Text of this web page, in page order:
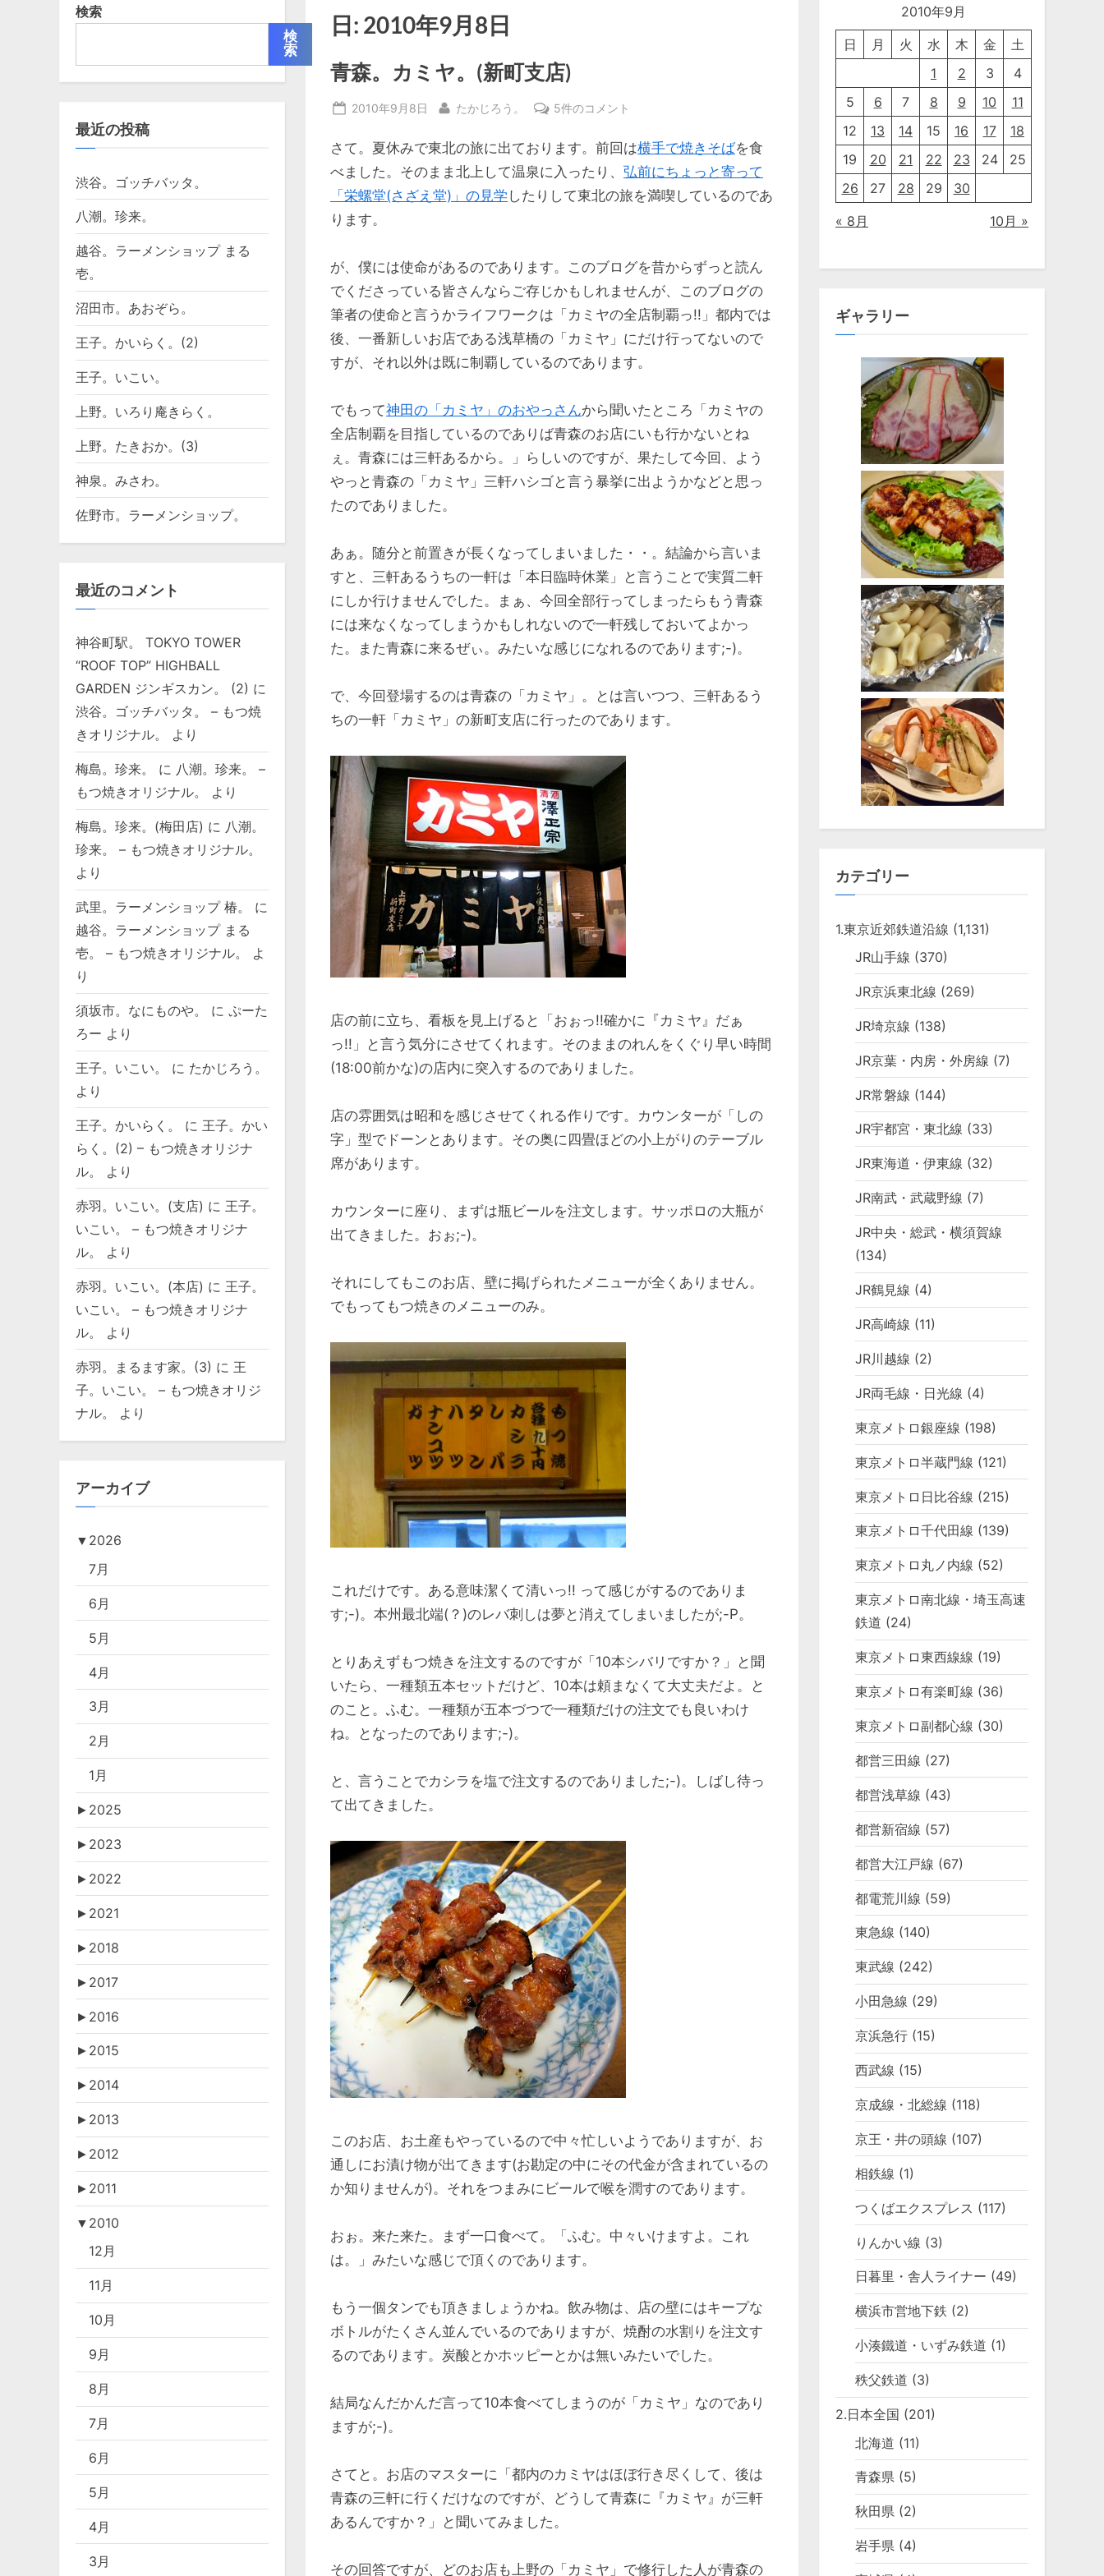
日: 2010年9月8日
青森。カミヤ。(新町支店)
Posted
2010年9月8日 By
たかじろう。
青
カ
ミ
ヤ。
店)
へ
の
5件のコメント
さて。夏休みで東北の旅に出ております。前回は横手で焼きそばを食
べました。そのまま北上して温泉に入ったり、 弘前にちょっと寄って
「栄螺堂(さざえ堂)」の見学 したりして東北の旅を満喫しているのであ
ります。
が、僕には使命があるのであります。このブログを昔からずっと読ん
でくださっている皆さんならご存じかもしれませんが、このブログの
筆者の使命と言うかライフワークは「カミヤの全店制覇っ!!」都内では
後、一番新しいお店である浅草橋の「カミヤ」にだけ行ってないので
すが、それ以外は既に制覇しているのであります。
でもって神田の「カミヤ」のおやっさんから聞いたところ「カミヤの
全店制覇を目指しているのでありば青森のお店にいも行かないとね
ぇ。青森には三軒あるから。」らしいのですが、果たして今回、よう
やっと青森の「カミヤ」三軒ハシゴと言う暴挙に出ようかなどと思っ
たのでありました。
あぁ。随分と前置きが長くなってしまいました・・。結論から言いま
すと、三軒あるうちの一軒は「本日臨時休業」と言うことで実質二軒
にしか行けませんでした。まぁ、今回全部行ってしまったらもう青森
には来なくなってしまうかもしれないので一軒残しておいてよかっ
た。また青森に来るぜぃ。みたいな感じになれるのであります;-)。
で、今回登場するのは青森の「カミヤ」。とは言いつつ、三軒あるう
ちの一軒「カミヤ」の新町支店に行ったのであります。
店の前に立ち、看板を見上げると「おぉっ!!確かに『カミヤ』だぁ
っ!!」と言う気分にさせてくれます。そのままのれんをくぐり早い時間
(18:00前かな)の店内に突入するのでありました。
店の雰囲気は昭和を感じさせてくれる作りです。カウンターが「しの
字」型でドーンとあります。その奥に四畳ほどの小上がりのテーブル
席があります。
カウンターに座り、まずは瓶ビールを注文します。サッポロの大瓶が
出てきました。おぉ;-)。
それにしてもこのお店、壁に掲げられたメニューが全くありません。
でもってもつ焼きのメニューのみ。
これだけです。ある意味潔くて清いっ!! って感じがするのでありま
す;-)。本州最北端(？)のレバ刺しは夢と消えてしまいましたが;-P。
とりあえずもつ焼きを注文するのですが「10本シバリですか？」と聞
いたら、一種類五本セットだけど、10本は頼まなくて大丈夫だよ。と
のこと。ふむ。一種類が五本づつで一種類だけの注文でも良いわけ
ね。となったのであります;-)。
と、言うことでカシラを塩で注文するのでありました;-)。しばし待っ
て出てきました。
このお店、お土産もやっているので中々忙しいようでありますが、お
通しにお漬け物が出てきます(お勘定の中にその代金が含まれているの
か知りませんが)。それをつまみにビールで喉を潤すのであります。
おぉ。来た来た。まず一口食べて。「ふむ。中々いけますよ。これ
は。」みたいな感じで頂くのであります。
もう一個タンでも頂きましょうかね。飲み物は、店の壁にはキープな
ボトルがたくさん並んでいるのでありますが、焼酎の水割りを注文す
るのであります。炭酸とかホッピーとかは無いみたいでした。
結局なんだかんだ言って10本食べてしまうのが「カミヤ」なのであり
ますが;-)。
さてと。お店のマスターに「都内のカミヤはほぼ行き尽くして、後は
青森の三軒に行くだけなのですが、どうして青森に『カミヤ』が三軒
あるんですか？」と聞いてみました。
その回答ですが、どのお店も上野の「カミヤ」で修行した人が青森の
検索
検
索
最近の投稿
渋谷。ゴッチバッタ。
八潮。珍来。
越谷。ラーメンショップ まる
壱。
沼田市。あおぞら。
王子。かいらく。(2)
王子。いこい。
上野。いろり庵きらく。
上野。たきおか。(3)
神泉。みさわ。
佐野市。ラーメンショップ。
最近のコメント
神谷町駅。 TOKYO TOWER
“ROOF TOP” HIGHBALL
GARDEN ジンギスカン。 (2) に
渋谷。ゴッチバッタ。 – もつ焼
きオリジナル。
より
梅島。珍来。 に 八潮。珍来。 –
もつ焼きオリジナル。
より
梅島。珍来。(梅田店) に 八潮。
珍来。 – もつ焼きオリジナル。
より
武里。ラーメンショップ 椿。
に
越谷。ラーメンショップ まる
壱。 – もつ焼きオリジナル。
よ
り
須坂市。なにものや。 に ぷーた
ろー より
王子。いこい。 に たかじろう。
より
王子。かいらく。 に 王子。かい
らく。(2) – もつ焼きオリジナ
ル。
より
赤羽。いこい。(支店) に 王子。
いこい。 – もつ焼きオリジナ
ル。
より
赤羽。いこい。(本店) に 王子。
いこい。 – もつ焼きオリジナ
ル。
より
赤羽。まるます家。(3) に 王
子。いこい。 – もつ焼きオリジ
ナル。
より
アーカイブ
▼ 2026
7月
6月
5月
4月
3月
2月
1月
► 2025
► 2023
► 2022
► 2021
► 2018
► 2017
► 2016
► 2015
► 2014
► 2013
► 2012
► 2011
▼ 2010
12月
11月
10月
9月
8月
7月
6月
5月
4月
3月
2010年9月
日 月 火 水 木 金
土
1
2 3
4
5
6 7 8 9 10
11
12
13 14 15 16 17
18
19
20 21 22 23 24
25
26
27 28 29 30
« 8月 10月 »
ギャラリー
カテゴリー
1.東京近郊鉄道沿線 (1,131)
JR山手線 (370)
JR京浜東北線 (269)
JR埼京線 (138)
JR京葉・内房・外房線 (7)
JR常磐線 (144)
JR宇都宮・東北線 (33)
JR東海道・伊東線 (32)
JR南武・武蔵野線 (7)
JR中央・総武・横須賀線
(134)
JR鶴見線 (4)
JR高崎線 (11)
JR川越線 (2)
JR両毛線・日光線 (4)
東京メトロ銀座線 (198)
東京メトロ半蔵門線 (121)
東京メトロ日比谷線 (215)
東京メトロ千代田線 (139)
東京メトロ丸ノ内線 (52)
東京メトロ南北線・埼玉高速
鉄道 (24)
東京メトロ東西線線 (19)
東京メトロ有楽町線 (36)
東京メトロ副都心線 (30)
都営三田線 (27)
都営浅草線 (43)
都営新宿線 (57)
都営大江戸線 (67)
都電荒川線 (59)
東急線 (140)
東武線 (242)
小田急線 (29)
京浜急行 (15)
西武線 (15)
京成線・北総線 (118)
京王・井の頭線 (107)
相鉄線 (1)
つくばエクスプレス (117)
りんかい線 (3)
日暮里・舎人ライナー (49)
横浜市営地下鉄 (2)
小湊鐵道・いずみ鉄道 (1)
秩父鉄道 (3)
2.日本全国 (201)
北海道 (11)
青森県 (5)
秋田県 (2)
岩手県 (4)